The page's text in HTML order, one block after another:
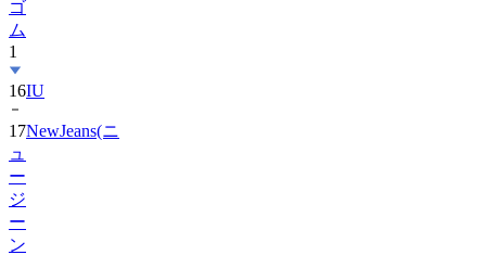
ゴ
ム
1
16IU
17NewJeans(ニ
ュ
ー
ジ
ー
ン